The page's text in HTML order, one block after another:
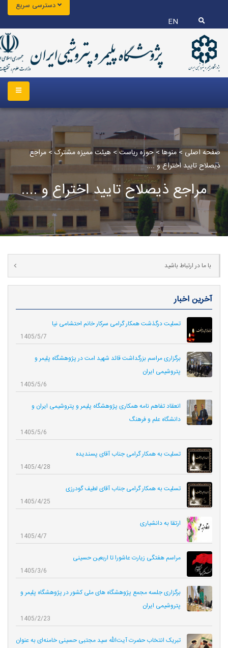
EN
دسترسی سریع
مراجع ذیصلاح تایید اختراع و ....
صفحه اصلی> منوها> حوزه ریاست> هیئت ممیزه مشترک > مراجع
ذیصلاح تایید اختراع و ....
با ما در ارتباط باشید
آخرین اخبار
تسلیت درگذشت همکار گرامی سرکار خانم احتشامی نیا
1405/5/7
برگزاری مراسم بزرگداشت قائد شهید امت در پژوهشگاه پلیمر و
پتروشیمی ایران
1405/5/6
انعقاد تفاهم نامه همکاری‌ پژوهشگاه پلیمر و پتروشیمی ایران و
دانشگاه علم و فرهنگ
1405/5/6
تسلیت به همکار گرامی جناب آقای پسندیده
1405/4/28
تسلیت به همکار گرامی جناب آقای لطیف گودرزی
1405/4/25
ارتقا به دانشیاری
1405/4/7
مراسم هفتگی زیارت عاشورا تا اربعین حسینی
1405/3/6
برگزاری جلسه مجمع پژوهشگاه های ملی کشور در پژوهشگاه پلیمر و
پتروشیمی ایران
1405/2/23
تبریک انتخاب حضرت آیت‌الله سید مجتبی حسینی خامنه‌ای به عنوان